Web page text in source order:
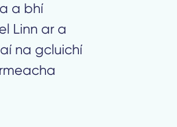
a bhí
Linn ar a
na gcluichí